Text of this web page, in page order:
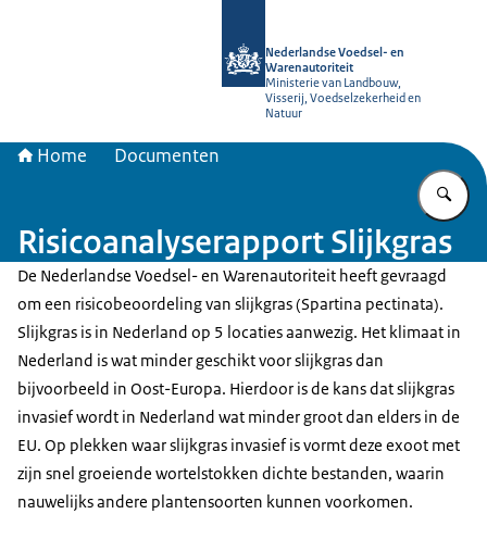
Nederlandse Voedsel- en
Warenautoriteit
Ministerie van Landbouw,
Visserij, Voedselzekerheid en
Natuur
Home Documenten
Risicoanalyserapport Slijkgras
De Nederlandse Voedsel- en Warenautoriteit heeft gevraagd
om een risicobeoordeling van slijkgras (Spartina pectinata).
Slijkgras is in Nederland op 5 locaties aanwezig. Het klimaat in
Nederland is wat minder geschikt voor slijkgras dan
bijvoorbeeld in Oost-Europa. Hierdoor is de kans dat slijkgras
invasief wordt in Nederland wat minder groot dan elders in de
EU. Op plekken waar slijkgras invasief is vormt deze exoot met
zijn snel groeiende wortelstokken dichte bestanden, waarin
nauwelijks andere plantensoorten kunnen voorkomen.